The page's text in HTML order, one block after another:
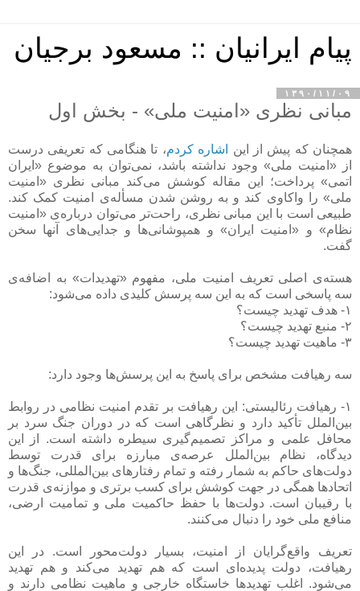
پیام ایرانیان :: مسعود برجیان
۱۳۹۰/۱۱/۰۹
مبانی نظری «امنیت ملی» - بخش اول
همچنان که پیش از این اشاره کردم، تا هنگامی که تعریفی درست
از «امنیت ملی» وجود نداشته باشد، نمی‌توان به موضوع «ایران
اتمی» پرداخت؛ این مقاله کوشش می‌کند مبانی نظری «امنیت
ملی» را واکاوی کند و به روشن شدن مسأله‌ی امنیت کمک کند.
طبیعی است با این مبانی نظری، راحت‌تر می‌توان درباره‌ی «امنیت
نظام» و «امنیت ایران» و همپوشانی‌ها و جدایی‌های آنها سخن
گفت.
هسته‌ی اصلی تعریف امنیت ملی، مفهوم «تهدیدات» به اضافه‌ی
سه پاسخی است که به این سه پرسش کلیدی داده می‌شود:
۱- هدف تهدید چیست؟
۲- منبع تهدید چیست؟
۳- ماهیت تهدید چیست؟
سه رهیافت مشخص برای پاسخ به این پرسش‌ها وجود دارد:
۱- رهیافت رئالیستی: این رهیافت بر تقدم امنیت نظامی در روابط
بین‌الملل تأکید دارد و نظرگاهی است که در دوران جنگ سرد بر
محافل علمی و مراکز تصمیم‌گیری سیطره داشته است. از این
دیدگاه، نظام بین‌الملل عرصه‌ی مبارزه برای قدرت توسط
دولت‌های حاکم به شمار رفته و تمام رفتارهای بین‌المللی، جنگ‌ها و
اتحادها همگی در جهت کوشش برای کسب برتری و موازنه‌ی قدرت
با رقیبان است. دولت‌ها با حفظ حاکمیت ملی و تمامیت ارضی،
منافع ملی خود را دنبال می‌کنند.
تعریف واقع‌گرایان از امنیت، بسیار دولت‌محور است. در این
رهیافت، دولت پدیده‌ای است که هم تهدید می‌کند و هم تهدید
می‌شود. اغلب تهدیدها خاستگاه خارجی و ماهیت نظامی دارند و